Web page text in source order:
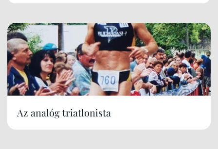
Az analóg triatlonista